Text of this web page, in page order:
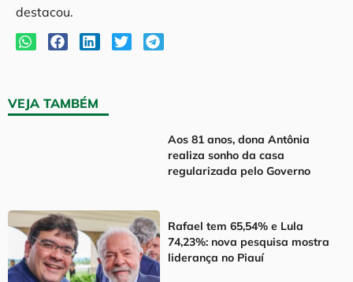
destacou.
VEJA TAMBÉM
Aos 81 anos, dona Antônia
realiza sonho da casa
regularizada pelo Governo
Rafael tem 65,54% e Lula
74,23%: nova pesquisa mostra
liderança no Piauí